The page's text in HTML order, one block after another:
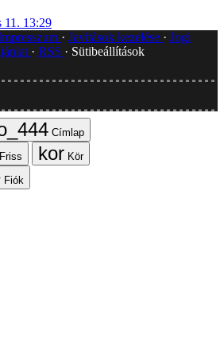
11. 13:29
Javítások kezelése
Jogi
RSS
Sütibeállítások
Címlap
Friss
Kör
Fiók